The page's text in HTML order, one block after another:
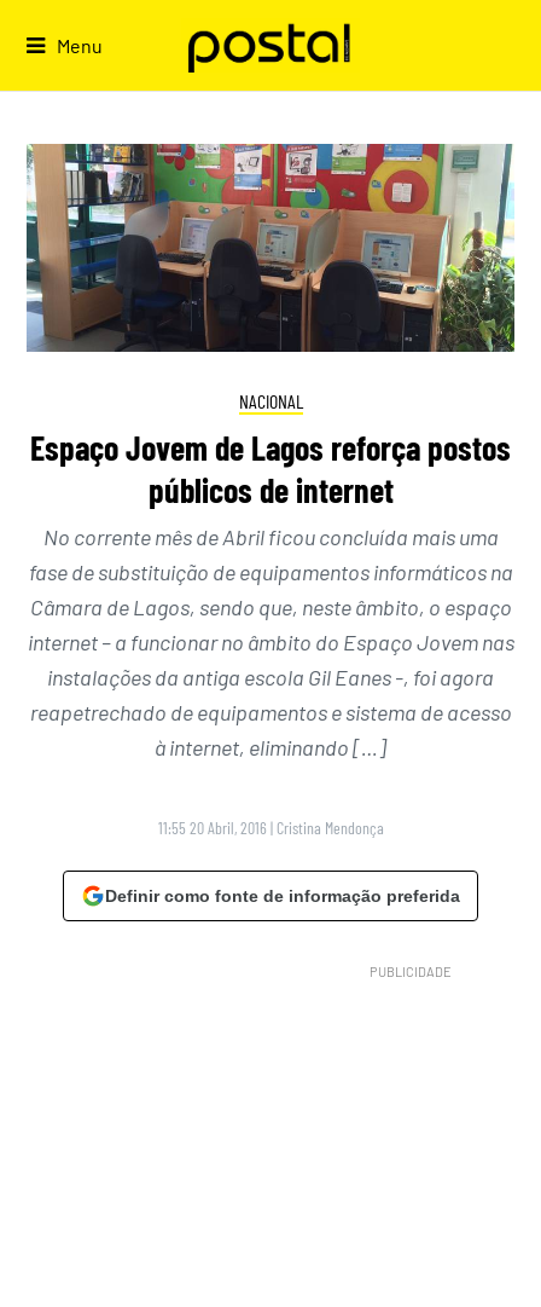
Menu
NACIONAL
Espaço Jovem de Lagos reforça postos
públicos de internet
No corrente mês de Abril ficou concluída mais uma
fase de substituição de equipamentos informáticos na
Câmara de Lagos, sendo que, neste âmbito, o espaço
internet – a funcionar no âmbito do Espaço Jovem nas
instalações da antiga escola Gil Eanes -, foi agora
reapetrechado de equipamentos e sistema de acesso
à internet, eliminando […]
11:55 20 Abril, 2016 | Cristina Mendonça
Definir como fonte de informação preferida